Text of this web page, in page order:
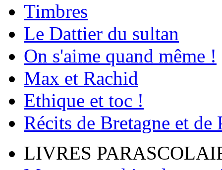
Timbres
Le Dattier du sultan
On s'aime quand même !
Max et Rachid
Ethique et toc !
Récits de Bretagne et de
LIVRES